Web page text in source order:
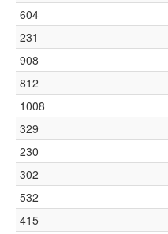
604
231
908
812
1008
329
230
302
532
415